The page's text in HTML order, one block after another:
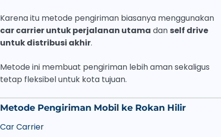
Karena itu metode pengiriman biasanya menggunakan
car carrier untuk perjalanan utama dan self drive
untuk distribusi akhir.
Metode ini membuat pengiriman lebih aman sekaligus
tetap fleksibel untuk kota tujuan.
Metode Pengiriman Mobil ke Rokan Hilir
Car Carrier